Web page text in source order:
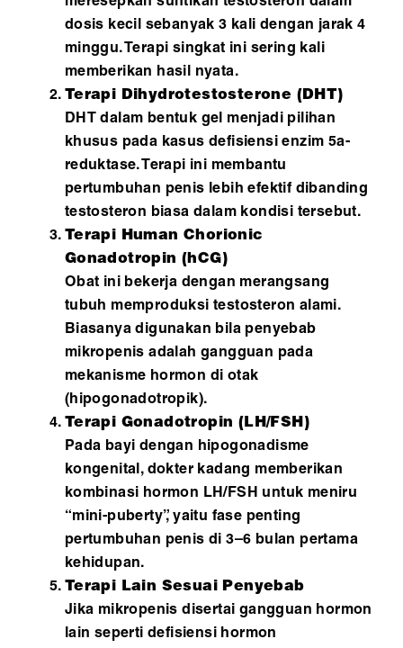
dosis kecil sebanyak 3 kali dengan jarak 4
minggu. Terapi singkat ini sering kali
memberikan hasil nyata.
Terapi Dihydrotestosterone (DHT)
DHT dalam bentuk gel menjadi pilihan
khusus pada kasus defisiensi enzim 5a-
reduktase. Terapi ini membantu
pertumbuhan penis lebih efektif dibanding
testosteron biasa dalam kondisi tersebut.
Terapi Human Chorionic
Gonadotropin (hCG)
Obat ini bekerja dengan merangsang
tubuh memproduksi testosteron alami.
Biasanya digunakan bila penyebab
mikropenis adalah gangguan pada
mekanisme hormon di otak
(hipogonadotropik).
Terapi Gonadotropin (LH/FSH)
Pada bayi dengan hipogonadisme
kongenital, dokter kadang memberikan
kombinasi hormon LH/FSH untuk meniru
“mini-puberty”, yaitu fase penting
pertumbuhan penis di 3–6 bulan pertama
kehidupan.
Terapi Lain Sesuai Penyebab
Jika mikropenis disertai gangguan hormon
lain seperti defisiensi hormon